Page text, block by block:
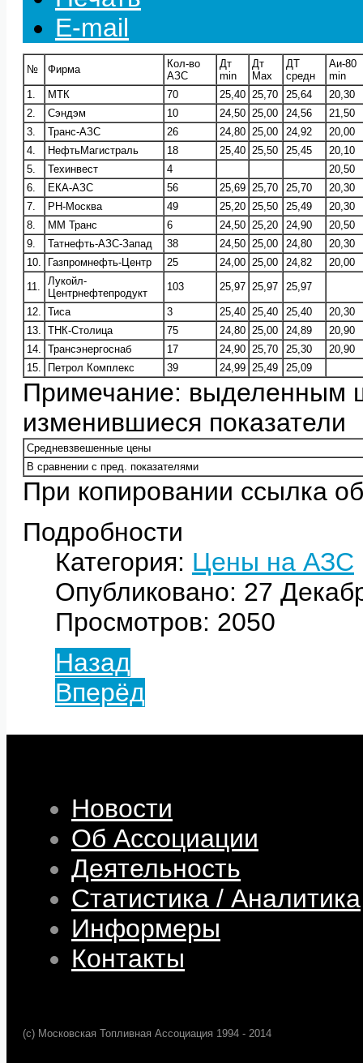
E-mail
№ Фирма
Кол-во
АЗС
Дт
min
Дт
Max
ДТ
средн
Аи-80
min
1.
МТК 70 25,40 25,70 25,64
20,30
2.
Сэндэм 10 24,50 25,00 24,56
21,50
3.
Транс-АЗС 26 24,80 25,00 24,92
20,00
4.
НефтьМагистраль 18 25,40 25,50 25,45
20,10
5.
Техинвест 4
20,50
6.
ЕКА-АЗС 56 25,69 25,70 25,70
20,30
7.
РН-Москва 49 25,20 25,50 25,49
20,30
8.
ММ Транс 6 24,50 25,20 24,90
20,50
9.
Татнефть-АЗС-Запад 38 24,50 25,00 24,80
20,30
10.
Газпромнефть-Центр 25 24,00 25,00 24,82
20,00
11.
Лукойл-
Центрнефтепродукт
103 25,97 25,97 25,97
12. Тиса 3 25,40 25,40 25,40
20,30
13.
ТНК-Столица 75 24,80 25,00 24,89
20,90
14.
Трансэнергоснаб 17 24,90 25,70 25,30
20,90
15.
Петрол Комплекс 39 24,99 25,49 25,09
Примечание: выделенным
изменившиеся показатели
Средневзвешенные цены
В сравнении с пред. показателями
При копировании ссылка
Подробности
Категория: Цены на АЗС
Опубликовано: 27
Просмотров: 2050
Назад
Вперёд
Новости
Об Ассоциации
Деятельность
Статистика / Аналитика
Информеры
Контакты
(c) Московская Топливная Ассоциация 1994 - 2014